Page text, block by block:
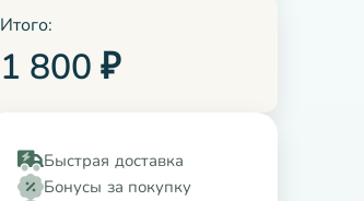
Итого:
1 800 ₽
Быстрая доставка
Бонусы за покупку